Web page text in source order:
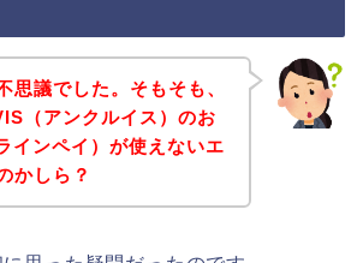
思議でした。そもそも、
（アンクルイス）のお
インペイ）が使えないエ
かしら？